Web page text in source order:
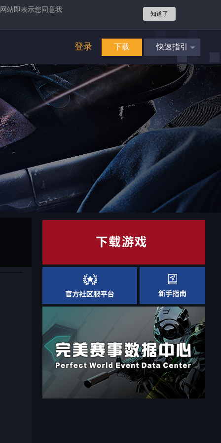
站即表示您同意我
知道了
登录 下载 快速指引
势
4
畅爽游戏
4
立即享受畅爽游戏